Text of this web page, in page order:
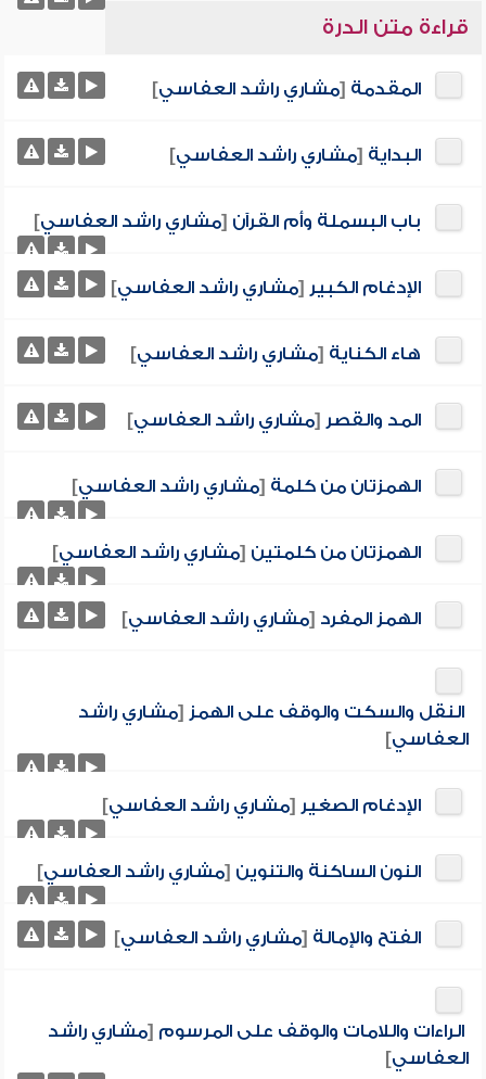
قراءة متن الدرة
المقدمة [مشاري راشد العفاسي]
البداية [مشاري راشد العفاسي]
باب البسملة وأم القرآن [مشاري راشد العفاسي]
الإدغام الكبير [مشاري راشد العفاسي]
هاء الكناية [مشاري راشد العفاسي]
المد والقصر [مشاري راشد العفاسي]
الهمزتان من كلمة [مشاري راشد العفاسي]
الهمزتان من كلمتين [مشاري راشد العفاسي]
الهمز المفرد [مشاري راشد العفاسي]
النقل والسكت والوقف على الهمز [مشاري راشد
العفاسي]
الإدغام الصغير [مشاري راشد العفاسي]
النون الساكنة والتنوين [مشاري راشد العفاسي]
الفتح والإمالة [مشاري راشد العفاسي]
الراءات واللامات والوقف على المرسوم [مشاري راشد
العفاسي]